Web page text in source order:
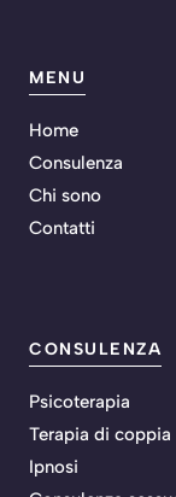
MENU
Home
Consulenza
Chi sono
Contatti
CONSULENZA
Psicoterapia
Terapia di coppia
Ipnosi